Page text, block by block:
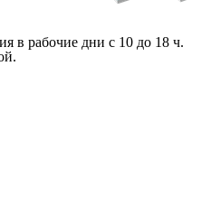
в рабочие дни с 10 до 18 ч.